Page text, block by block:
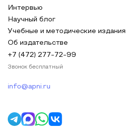
Интервью
Научный блог
Учебные и методические издания
Об издательстве
+7 (472) 277-72-99
Звонок бесплатный
info@apni.ru